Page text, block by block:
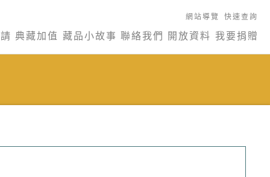
網站導覽 快速查詢
典藏加值 藏品小故事 聯絡我們 開放資料 我要捐贈